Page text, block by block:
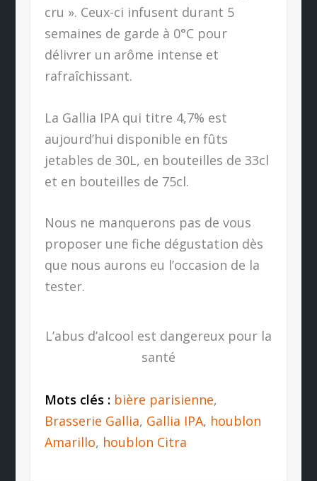
cru ». Ceux-ci infusent durant 5
semaines de garde à 0°C pour
délivrer un arôme intense et
rafraîchissant.
La Gallia IPA qui titre 4,7% est
aujourd’hui disponible en fûts
jetables de 30L, en bouteilles de 33cl
et en bouteilles de 75cl.
Nous ne manquerons pas de vous
proposer une fiche dégustation dès
que nous aurons eu l’occasion de la
tester.
L’abus d’alcool est dangereux pour la
santé
Mots clés : bière parisienne,
Brasserie Gallia, Gallia IPA, houblon
Amarillo, houblon Citra